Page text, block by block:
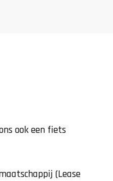
ook een fiets
(Lease